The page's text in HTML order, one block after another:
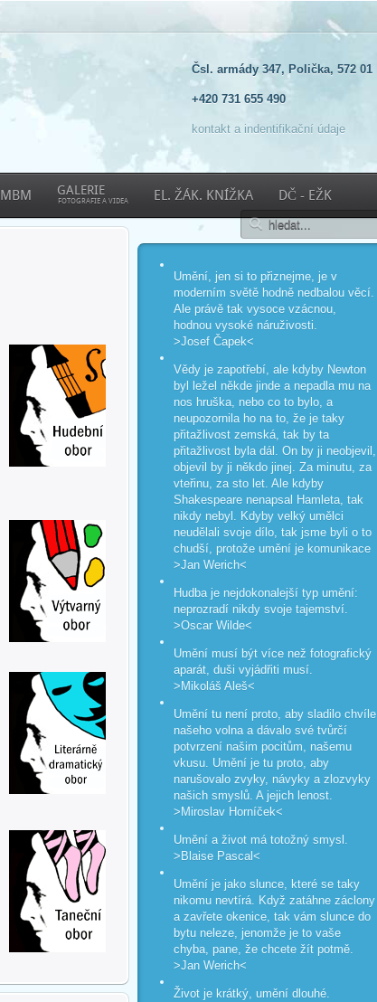
Čsl. armády 347, Polička, 572 01
+420 731 655 490
kontakt a indentifikační údaje
MBM GALERIE
FOTOGRAFIE A VIDEA EL. ŽÁK. KNÍŽKA DČ - EŽK
Umění, jen si to přiznejme, je v
moderním světě hodně nedbalou věcí.
Ale právě tak vysoce vzácnou,
hodnou vysoké náruživosti.
>Josef Čapek<
Vědy je zapotřebí, ale kdyby Newton
byl ležel někde jinde a nepadla mu na
nos hruška, nebo co to bylo, a
neupozornila ho na to, že je taky
přitažlivost zemská, tak by ta
přitažlivost byla dál. On by ji neobjevil,
objevil by ji někdo jinej. Za minutu, za
vteřinu, za sto let. Ale kdyby
Shakespeare nenapsal Hamleta, tak
nikdy nebyl. Kdyby velký umělci
neudělali svoje dílo, tak jsme byli o to
chudší, protože umění je komunikace
>Jan Werich<
Hudba je nejdokonalejší typ umění:
neprozradí nikdy svoje tajemství.
>Oscar Wilde<
Umění musí být více než fotografický
aparát, duši vyjádřiti musí.
>Mikoláš Aleš<
Umění tu není proto, aby sladilo chvíle
našeho volna a dávalo své tvůrčí
potvrzení našim pocitům, našemu
vkusu. Umění je tu proto, aby
narušovalo zvyky, návyky a zlozvyky
našich smyslů. A jejich lenost.
>Miroslav Horníček<
Umění a život má totožný smysl.
>Blaise Pascal<
Umění je jako slunce, které se taky
nikomu nevtírá. Když zatáhne záclony
a zavřete okenice, tak vám slunce do
bytu neleze, jenomže je to vaše
chyba, pane, že chcete žít potmě.
>Jan Werich<
Život je krátký, umění dlouhé.